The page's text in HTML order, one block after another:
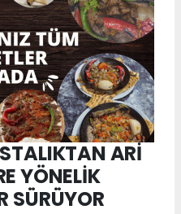
ARİ
YÖNELİK
SÜRÜYOR